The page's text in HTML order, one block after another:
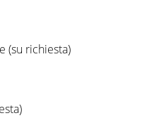
(su richiesta)